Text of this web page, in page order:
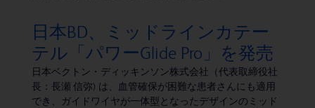
日本BD、ミッドラインカテー
テル「パワーGlide Pro」を発売
日本ベクトン・ディッキンソン株式会社（代表取締役社
長：長瀬 信弥) は、血管確保が困難な患者さんにも適用
でき、ガイドワイヤが一体型となったデザインのミッド